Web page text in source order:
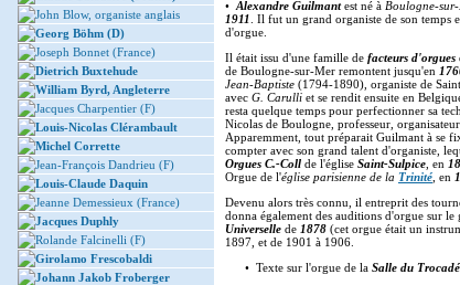
John Blow, organiste anglais
Georg Böhm (D)
Joseph Bonnet (France)
Dietrich Buxtehude
William Byrd, Angleterre
Jacques Charpentier (F)
Louis-Nicolas Clérambault
Michel Corrette
Jean-François Dandrieu (F)
Louis-Claude Daquin
Jeanne Demessieux (France)
Jacques Duphly
Rolande Falcinelli (F)
Girolamo Frescobaldi
Johann Jakob Froberger
• Alexandre Guilmantest né à Boulogne-
1911 . Il fut un grand organiste de son temps
d'orgue.
Il était issu d'une famille de facteurs d'orgues
de Boulogne-sur-Mer remontent jusqu'en
Jean-Baptiste (1794-1890), organiste de
avec G. Carulli et se rendit ensuite en
resta quelque temps pour perfectionner sa
Nicolas de Boulogne, professeur,
Apparemment, tout préparait Guilmant à se
compter avec son grand talent d'organiste,
Orgues C.-Coll de l'église Saint-Sulpice , en
Orgue de l'église parisienne de la Trinité , en
Devenu alors très connu, il entreprit des
donna également des auditions d'orgue sur
Universelle de 1878 (cet orgue était un
1897, et de 1901 à 1906.
• Texte sur l'orgue de la Salle du